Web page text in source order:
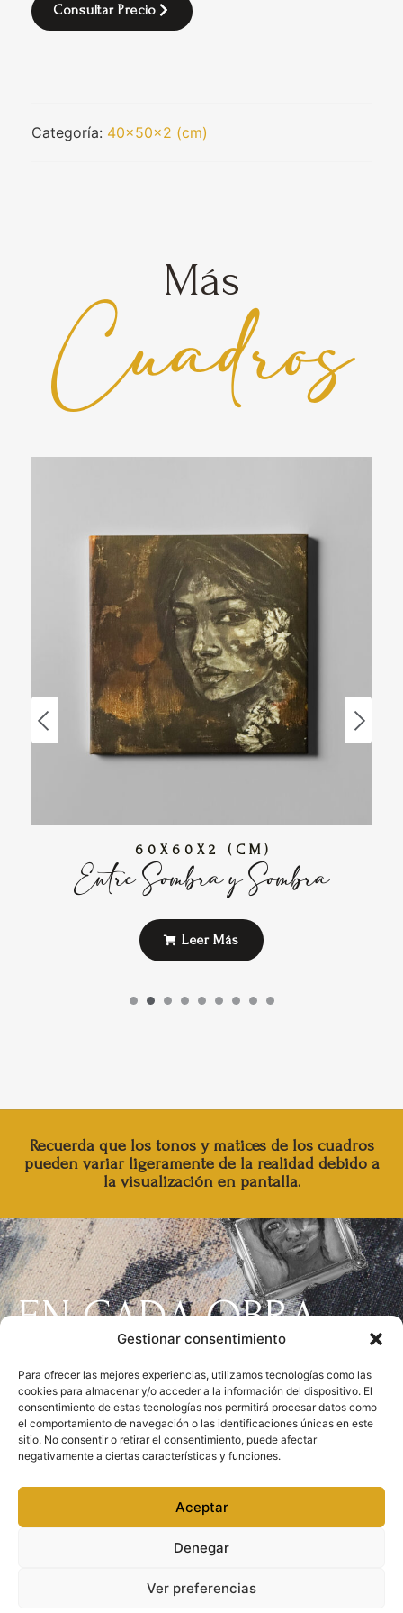
Gestionar consentimiento
Para ofrecer las mejores experiencias, utilizamos tecnologías como las
cookies para almacenar y/o acceder a la información del dispositivo. El
consentimiento de estas tecnologías nos permitirá procesar datos como
el comportamiento de navegación o las identificaciones únicas en este
sitio. No consentir o retirar el consentimiento, puede afectar
negativamente a ciertas características y funciones.
Aceptar
Denegar
Ver preferencias
Consultar Precio
Categoría: 40x50x2 (cm)
Más
Cuadros
60X60X2 (CM)
Entre Sombra y Sombra
Leer Más
Recuerda que los tonos y matices de los cuadros
pueden variar ligeramente de la realidad debido a
la visualización en pantalla.
EN CADA OBRA
DEJO UN PEDAZO
De Mi Misma
|Política de cookies